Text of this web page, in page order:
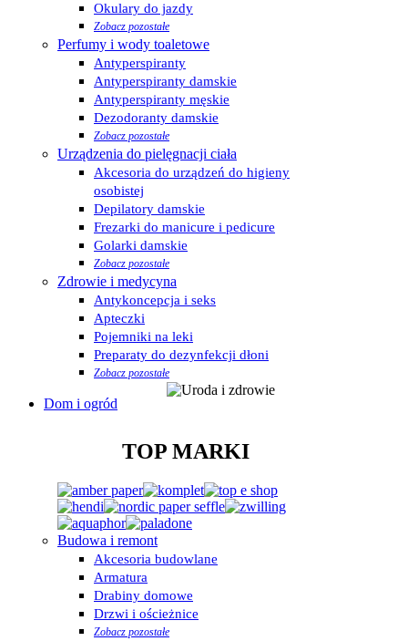
Okulary do jazdy
Zobacz pozostałe
Perfumy i wody toaletowe
Antyperspiranty
Antyperspiranty damskie
Antyperspiranty męskie
Dezodoranty damskie
Zobacz pozostałe
Urządzenia do pielęgnacji ciała
Akcesoria do urządzeń do higieny
osobistej
Depilatory damskie
Frezarki do manicure i pedicure
Golarki damskie
Zobacz pozostałe
Zdrowie i medycyna
Antykoncepcja i seks
Apteczki
Pojemniki na leki
Preparaty do dezynfekcji dłoni
Zobacz pozostałe
Dom i ogród
TOP MARKI
Budowa i remont
Akcesoria budowlane
Armatura
Drabiny domowe
Drzwi i ościeżnice
Zobacz pozostałe